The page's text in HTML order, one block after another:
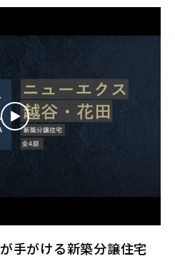
手がける新築分譲住宅